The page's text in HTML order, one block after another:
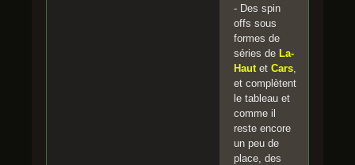
- Des spin
offs sous
formes de
séries de La-
Haut et Cars
et complètent
le tableau et
comme il
reste encore
un peu de
place, des